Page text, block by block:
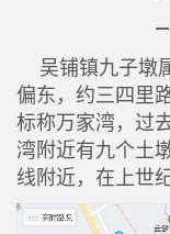
——孝孚公
吴铺镇九子墩
偏东，约三四里
标称万家湾，过
湾附近有九个土
线附近，在上世